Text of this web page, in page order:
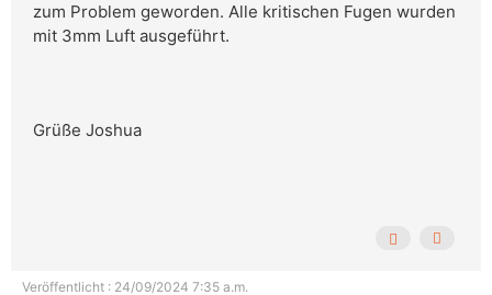
zum Problem geworden. Alle kritischen Fugen wurden
mit 3mm Luft ausgeführt.
Grüße Joshua
Veröffentlicht : 24/09/2024 7:35 a.m.